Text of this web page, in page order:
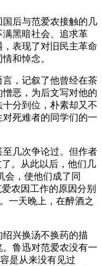
国后与范爱农接触的几
黑暗社会、追求革
表现了对旧民主革命
和悼念。
，记叙了他曾经在茶
恶，为后文写对他的
分到位，朴素却又不
死难者的同学们的一
几次争论过。但作者
。从此以后，他们几
会，使他们成了同
农因工作的原因分别
一天晚上，在醉酒之
兴换汤不换药的描
鲁迅对范爱农没有一
是从来没有见过